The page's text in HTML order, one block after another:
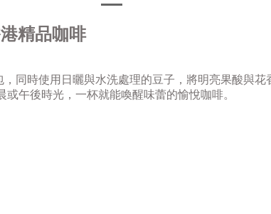
精品咖啡
同時使用日曬與水洗處理的豆子，將明亮果酸與花
午後時光，一杯就能喚醒味蕾的愉悅咖啡。